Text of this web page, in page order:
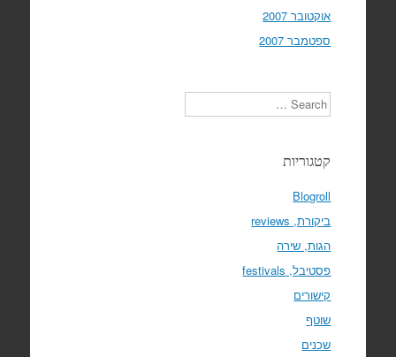
אוקטובר 2007
ספטמבר 2007
Search
קטגוריות
Blogroll
ביקורת, reviews
הגות, שירה
פסטיבל, festivals
קישורים
שוטף
שכנים